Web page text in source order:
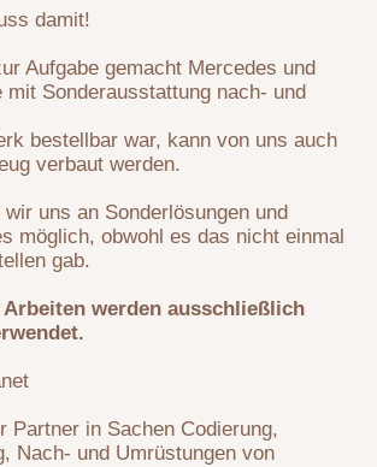
damit!
Aufgabe gemacht Mercedes und
mit Sonderausstattung nach- und
bestellbar war, kann von uns auch
verbaut werden.
wir uns an Sonderlösungen und
möglich, obwohl es das nicht einmal
gab.
Arbeiten werden ausschließlich
Partner in Sachen Codierung,
Nach- und Umrüstungen von